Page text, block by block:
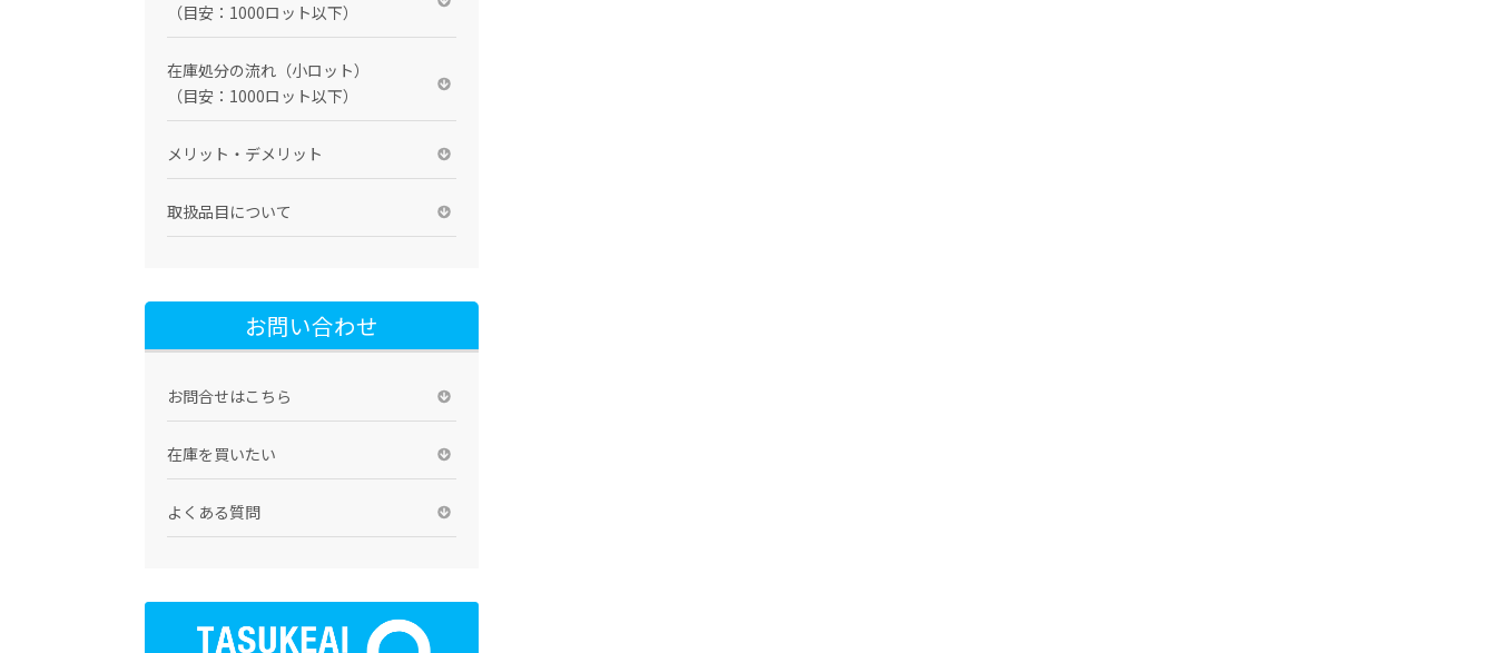
（目安：1000ロット以下）
在庫処分の流れ（小ロット）
（目安：1000ロット以下）
メリット・デメリット
取扱品目について
お問い合わせ
お問合せはこちら
在庫を買いたい
よくある質問